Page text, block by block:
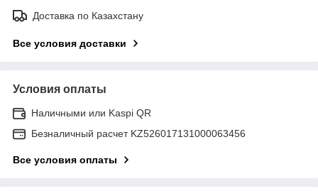
Доставка по Казахстану
Все условия доставки
Условия оплаты
Наличными или Kaspi QR
Безналичный расчет KZ526017131000063456
Все условия оплаты